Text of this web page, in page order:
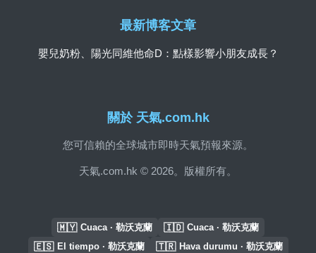
關於 天氣.com.hk
您可信賴的全球城市即時天氣預報來源。
天氣.com.hk © 2026。版權所有。
最新博客文章
嬰兒奶粉、陽光同維他命D：點樣影響小朋友成長？
🇲🇾 Cuaca · 勒沃克蘭 🇮🇩 Cuaca · 勒沃克蘭
🇪🇸 El tiempo · 勒沃克蘭 🇹🇷 Hava durumu · 勒沃克蘭